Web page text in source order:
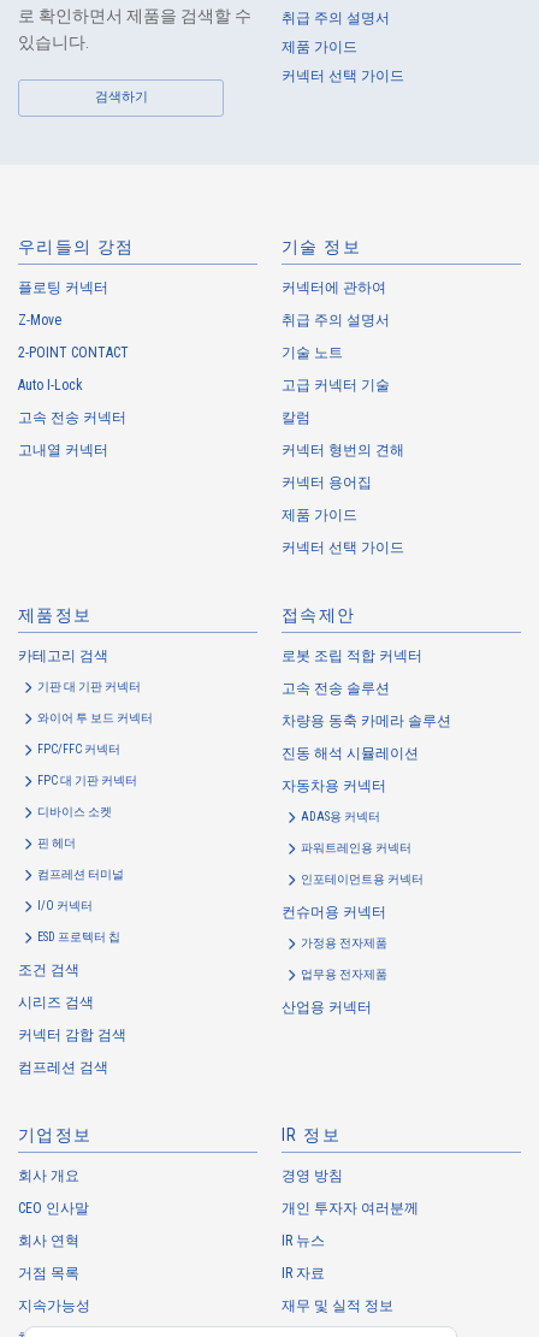
로 확인하면서 제품을 검색할 수
있습니다.
검색하기
취급 주의 설명서
제품 가이드
커넥터 선택 가이드
우리들의 강점
플로팅 커넥터
Z-Move
2-POINT CONTACT
Auto I-Lock
고속 전송 커넥터
고내열 커넥터
기술 정보
커넥터에 관하여
취급 주의 설명서
기술 노트
고급 커넥터 기술
칼럼
커넥터 형번의 견해
커넥터 용어집
제품 가이드
커넥터 선택 가이드
제품정보
카테고리 검색
기판 대 기판 커넥터
와이어 투 보드 커넥터
FPC/FFC 커넥터
FPC 대 기판 커넥터
디바이스 소켓
핀 헤더
컴프레션 터미널
I/O 커넥터
ESD 프로텍터 칩
조건 검색
시리즈 검색
커넥터 감합 검색
컴프레션 검색
접속제안
로봇 조립 적합 커넥터
고속 전송 솔루션
차량용 동축 카메라 솔루션
진동 해석 시뮬레이션
자동차용 커넥터
ADAS용 커넥터
파워트레인용 커넥터
인포테이먼트용 커넥터
컨슈머용 커넥터
가정용 전자제품
업무용 전자제품
산업용 커넥터
기업정보
회사 개요
CEO 인사말
회사 연혁
거점 목록
지속가능성
IR 정보
경영 방침
개인 투자자 여러분께
IR 뉴스
IR 자료
재무 및 실적 정보